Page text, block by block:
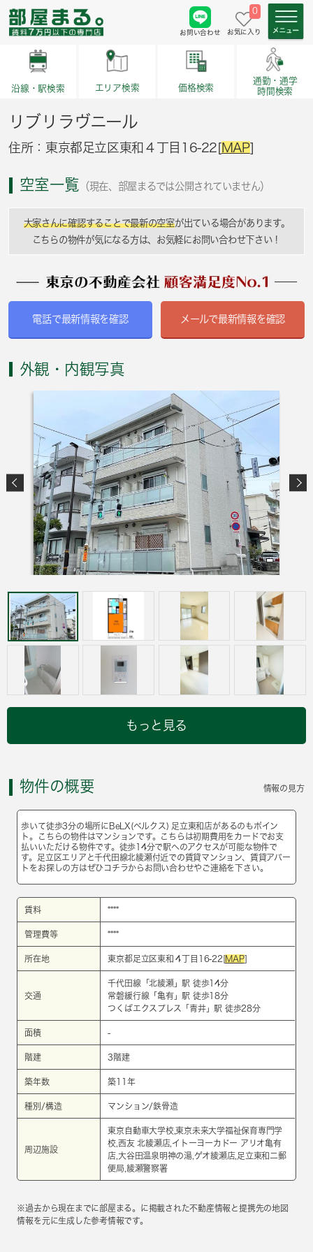
お問い合わせ
0
お気に入り
沿線・駅検索 エリア検索 価格検索
通勤・通学
時間検索
リブリラヴニール
住所：東京都足立区東和４丁目16-22[MAP]
空室一覧 （現在、部屋まるでは公開されていません）
大家さんに確認することで最新の空室が出ている場合があります。
こちらの物件が気になる方は、お気軽にお問い合わせ下さい！
電話で最新情報を確認 メールで最新情報を確認
外観・内観写真
もっと見る
物件の概要 情報の見方
歩いて徒歩3分の場所にBeLX(ベルクス) 足立東和店があるのもポイン
ト。こちらの物件はマンションです。こちらは初期費用をカードでお支
払いいただける物件です。徒歩14分で駅へのアクセスが可能な物件で
す。足立区エリアと千代田線北綾瀬付近での賃貸マンション、賃貸アパー
トをお探しの方はぜひコチラからお問い合わせやご連絡を下さい。
賃料 ****
管理費等 ****
所在地 東京都足立区東和４丁目16-22[ MAP]
交通
千代田線 「北綾瀬 」駅 徒歩14分
常磐緩行線 「亀有」駅 徒歩18分
つくばエクスプレス
「 青井」駅 徒歩28分
面積 -
階建 3階建
築年数 築11年
種別/構造 マンション/鉄骨造
周辺施設
東京自動車大学校,東京未来大学福祉保育専門学
校,西友 北綾瀬店,イトーヨーカドー アリオ亀有
店,大谷田温泉明神の湯,ゲオ綾瀬店,足立東和二郵
便局,綾瀬警察署
※過去から現在までに部屋まる。に掲載された不動産情報と提携先の地図
情報を元に生成した参考情報です。